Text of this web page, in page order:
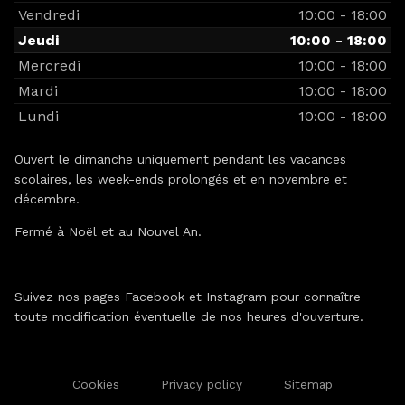
Vendredi
10:00 - 18:00
Jeudi
10:00 - 18:00
Mercredi
10:00 - 18:00
Mardi
10:00 - 18:00
Lundi
10:00 - 18:00
Ouvert le dimanche uniquement pendant les vacances
scolaires, les week-ends prolongés et en novembre et
décembre.
Fermé à Noël et au Nouvel An.
Suivez nos pages Facebook et Instagram pour connaître
toute modification éventuelle de nos heures d'ouverture.
Cookies Privacy policy Sitemap